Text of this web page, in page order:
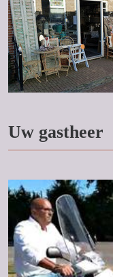
Uw gastheer